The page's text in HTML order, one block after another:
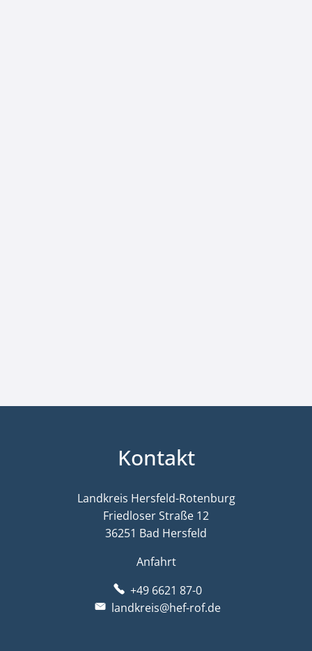
Kontakt
Landkreis Hersfeld-Rotenburg
Friedloser Straße 12
36251 Bad Hersfeld
Anfahrt
+49 6621 87-0
landkreis@hef-rof.de